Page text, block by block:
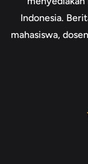
Indonesia.
mahasiswa,